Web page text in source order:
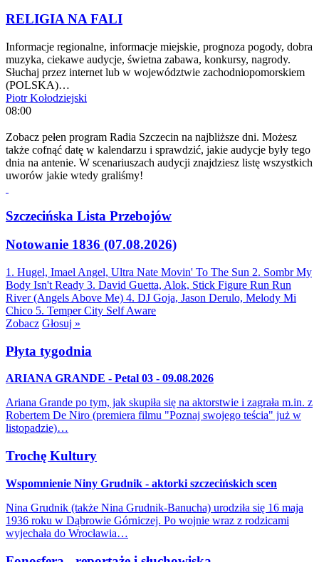
RELIGIA NA FALI
Informacje regionalne, informacje miejskie, prognoza pogody, dobra
muzyka, ciekawe audycje, świetna zabawa, konkursy, nagrody.
Słuchaj przez internet lub w województwie zachodniopomorskiem
(POLSKA)…
Piotr Kołodziejski
08:00
Zobacz pełen program Radia Szczecin na najbliższe dni. Możesz
także cofnąć datę w kalendarzu i sprawdzić, jakie audycje były tego
dnia na antenie. W scenariuszach audycji znajdziesz listę wszystkich
uworów jakie wtedy graliśmy!
Szczecińska Lista Przebojów
Notowanie 1836 (07.08.2026)
1. Hugel, Imael Angel, Ultra Nate Movin' To The Sun 2. Sombr My
Body Isn't Ready 3. David Guetta, Alok, Stick Figure Run Run
River (Angels Above Me) 4. DJ Goja, Jason Derulo, Melody Mi
Chico 5. Temper City Self Aware
Zobacz Głosuj »
Płyta tygodnia
ARIANA GRANDE - Petal 03 - 09.08.2026
Ariana Grande po tym, jak skupiła się na aktorstwie i zagrała m.in. z
Robertem De Niro (premiera filmu "Poznaj swojego teścia" już w
listopadzie)…
Trochę Kultury
Wspomnienie Niny Grudnik - aktorki szczecińskich scen
Nina Grudnik (także Nina Grudnik-Banucha) urodziła się 16 maja
1936 roku w Dąbrowie Górniczej. Po wojnie wraz z rodzicami
wyjechała do Wrocławia…